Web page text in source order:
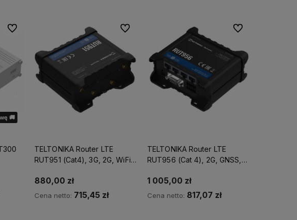
🚚
Do ulubionych
TELTONIKA Router LTE
RUT951 (Cat4), 3G, 2G, WiFi,
880,00 zł
Cena netto: 715,45 zł
Do ulubionych
TELTONIKA Router LTE
RUT956 (Cat 4), 2G, GNSS,
1 005,00 zł
Cena netto: 817,07 zł
Do ulubionych